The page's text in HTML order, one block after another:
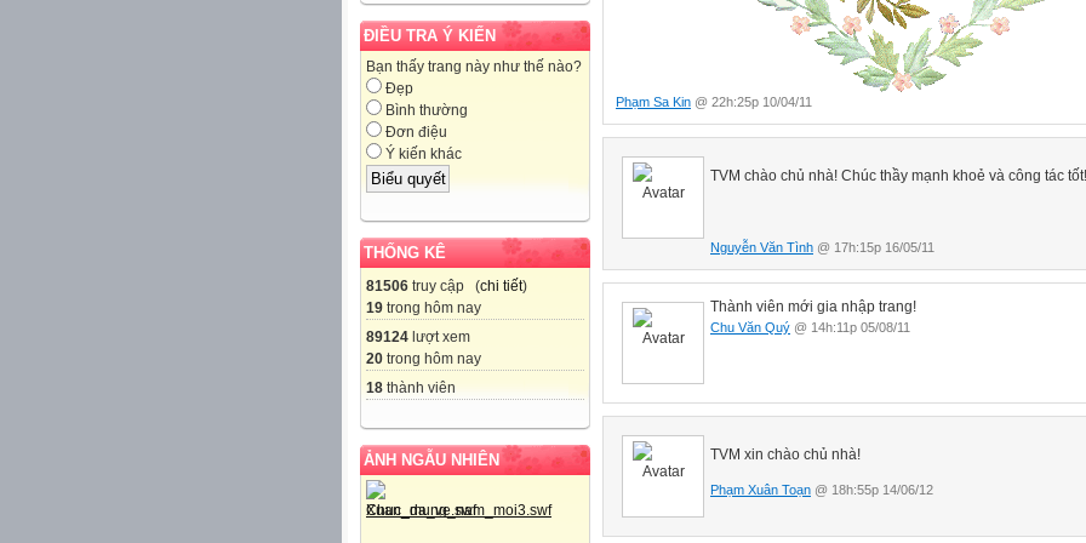
ĐIỀU TRA Ý KIẾN
Bạn thấy trang này như thế nào?
Đẹp
Bình thường
Đơn điệu
Ý kiến khác
THỐNG KÊ
81506 truy cập (chi tiết)
19 trong hôm nay
89124 lượt xem
20 trong hôm nay
18 thành viên
ẢNH NGẪU NHIÊN
Phạm Sa Kin @ 22h:25p 10/04/11
TVM chào chủ nhà! Chúc thầy mạnh khoẻ và công tác tốt!
Nguyễn Văn Tình @ 17h:15p 16/05/11
Thành viên mới gia nhập trang!
Chu Văn Quý @ 14h:11p 05/08/11
TVM xin chào chủ nhà!
Phạm Xuân Toạn @ 18h:55p 14/06/12